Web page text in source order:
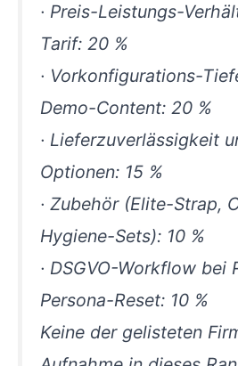
· Preis-Leistungs-
Tarif: 20 %
· Vorkonfigurations-
Demo-Content: 20 %
· Lieferzuverlässigkeit
Optionen: 15 %
· Zubehör (Elite-Strap,
Hygiene-Sets): 10 %
· DSGVO-Workflow bei
Persona-Reset: 10 %
Keine der gelisteten